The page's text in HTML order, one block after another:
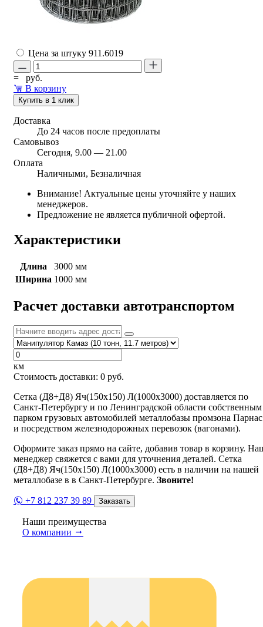
Цена за штуку 911.6019
=
руб.
В корзину
Купить в 1 клик
Доставка
До 24 часов после предоплаты
Самовывоз
Сегодня, 9.00 — 21.00
Оплата
Наличными, Безналичная
Внимание! Актуальные цены уточняйте у наших
менеджеров.
Предложение не является публичной офертой.
Характеристики
Длина
3000 мм
Ширина 1000 мм
Расчет доставки автотранспортом
км
Стоимость доставки: 0 руб.
Сетка (Д8+Д8) Яч(150х150) Л(1000х3000) доставляется по
Санкт-Петербургу и по Ленинградской области собственным
парком грузовых автомобилей металлобазы промзона Парнас
и посредством железнодорожных перевозок (вагонами).
Оформите заказ прямо на сайте, добавив товар в корзину.
менеджер свяжется с вами для уточнения деталей. Сетка
(Д8+Д8) Яч(150х150) Л(1000х3000) есть в наличии на нашей
металлобазе в в Санкт-Петербурге. Звоните!
+7 812 237 39 89 Заказать
Наши преимущества
О компании